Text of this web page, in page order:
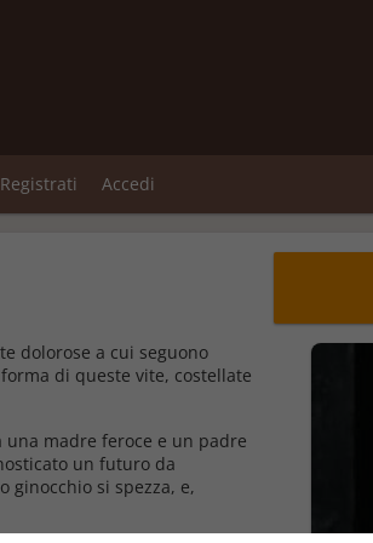
Registrati Accedi
dolorose a cui seguono
di queste vite, costellate
una madre feroce e un padre
un futuro da
ginocchio si spezza, e,